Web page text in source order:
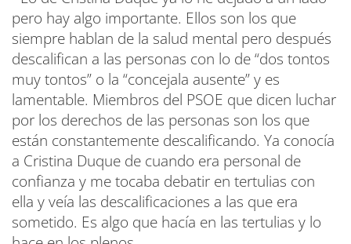
pero hay algo importante. Ellos son los que
siempre hablan de la salud mental pero después
descalifican a las personas con lo de “dos tontos
muy tontos” o la “concejala ausente” y es
lamentable. Miembros del PSOE que dicen luchar
por los derechos de las personas son los que
están constantemente descalificando. Ya conocía
a Cristina Duque de cuando era personal de
confianza y me tocaba debatir en tertulias con
ella y veía las descalificaciones a las que era
sometido. Es algo que hacía en las tertulias y lo